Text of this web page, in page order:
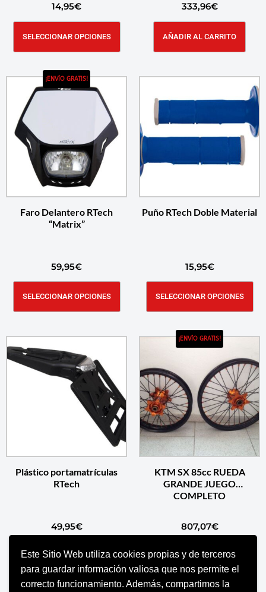
Este Sitio Web utiliza cookies propias y de terceros
para guardar información valiosa que nos permite el
correcto funcionamiento. Además, compartimos la
14,95€
SELECCIONAR OPCIONES
333,96€
AÑADIR AL CARRITO
¡ENVÍO GRATIS!
Faro Delantero RTech
“Matrix”
59,95€
SELECCIONAR OPCIONES
Puño RTech Doble Material
15,95€
SELECCIONAR OPCIONES
Plástico portamatrículas
RTech
49,95€
SELECCIONAR OPCIONES
¡ENVÍO GRATIS!
KTM SX 85cc RUEDA
GRANDE JUEGO
COMPLETO
807,07€
SELECCIONAR OPCIONES